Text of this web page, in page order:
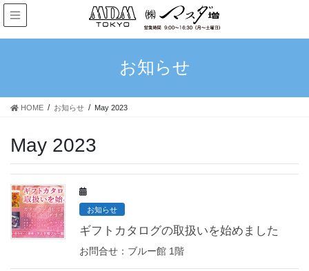
お知らせ
HOME お知らせ May 2023
May 2023
お知らせ
ギフトカタログの取扱いを始めました
お問合せ：ブルー館 1階